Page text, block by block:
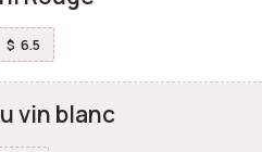
$ 6.5
vin blanc